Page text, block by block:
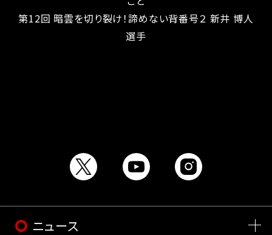
第12回 暗雲を切り裂け！諦めない背番号２ 新井 博人
選手
ニュース